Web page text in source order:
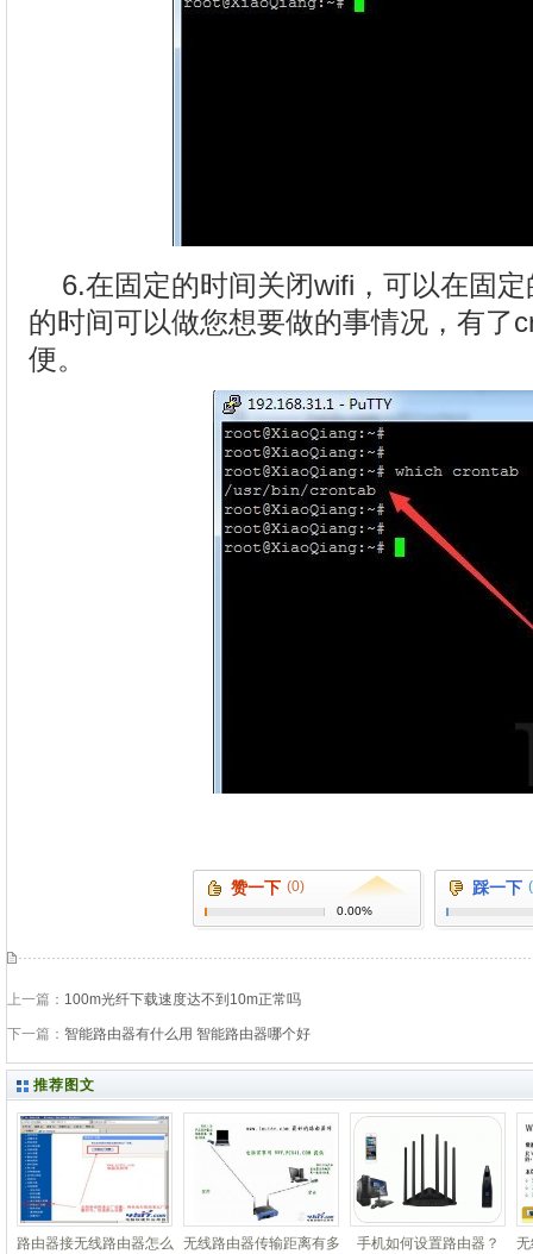
6.在固定的时间关闭wifi，可以在固
的时间可以做您想要做的事情况，有了
便。
赞一下 (0)
0.00%
踩一下
上一篇： 100m光纤下载速度达不到10m正常吗
下一篇： 智能路由器有什么用 智能路由器哪个好
推荐图文
路由器接无线路由器怎么
无线路由器传输距离有多
手机如何设置路由器？